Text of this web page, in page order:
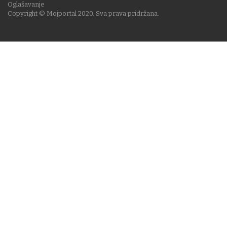
Copyright © Mojportal 2020. Sva prava pridržana.
Oglašavanje